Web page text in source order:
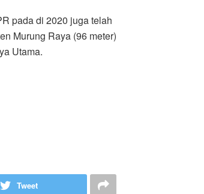
pada di 2020 juga telah
Murung Raya (96 meter)
Utama.
Tweet